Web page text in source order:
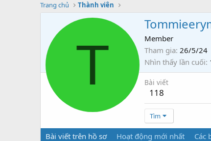
Trang chủ
Thành viên
T
Member
Tham gia 26/5/24
Nhìn thấy lần cuối
Bài viết
118
Tìm
Bài viết trên hồ sơ Hoạt động mới nhất Các